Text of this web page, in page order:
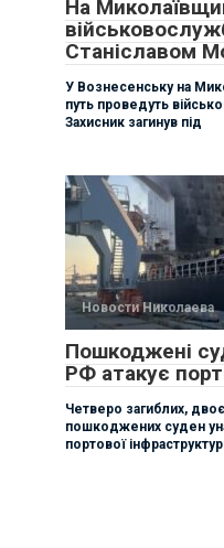
На
Станіславом
У Вознесенську на
путь проведуть
Захисник загинув під
Новости Николаева
Пошкоджені
РФ атакує
Четверо загиблих,
пошкоджених суден
портової